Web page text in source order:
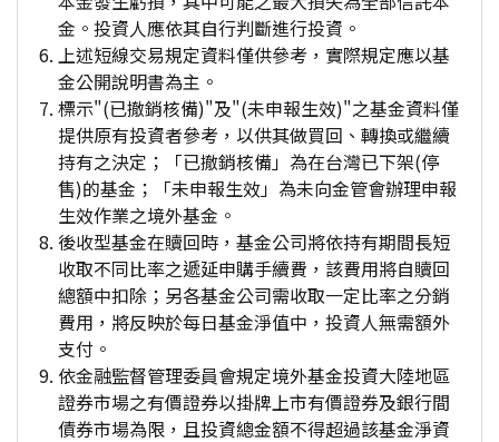
金。投資人應依其自行判斷進行投資。
上述短線交易規定資料僅供參考，實際規定應以基
金公開說明書為主。
標示"(已撤銷核備)"及"(未申報生效)"之基金資料僅
提供原有投資者參考，以供其做買回、轉換或繼續
持有之決定；「已撤銷核備」為在台灣已下架(停
售)的基金；「未申報生效」為未向金管會辦理申報
生效作業之境外基金。
後收型基金在贖回時，基金公司將依持有期間長短
收取不同比率之遞延申購手續費，該費用將自贖回
總額中扣除；另各基金公司需收取一定比率之分銷
費用，將反映於每日基金淨值中，投資人無需額外
支付。
依金融監督管理委員會規定境外基金投資大陸地區
證券市場之有價證券以掛牌上市有價證券及銀行間
債券市場為限，且投資總金額不得超過該基金淨資